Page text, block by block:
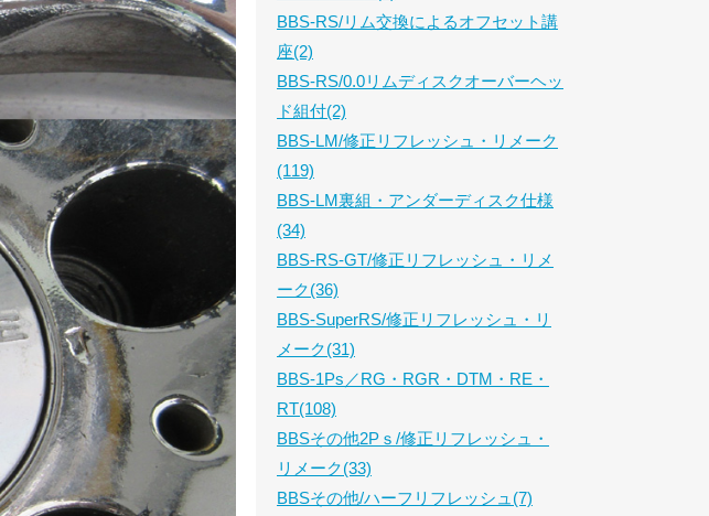
BBS-RS/リム交換によるオフセット講
座(2)
BBS-RS/0.0リムディスクオーバーヘッ
ド組付(2)
BBS-LM/修正リフレッシュ・リメーク
(119)
BBS-LM裏組・アンダーディスク仕様
(34)
BBS-RS-GT/修正リフレッシュ・リメ
ーク(36)
BBS-SuperRS/修正リフレッシュ・リ
メーク(31)
BBS-1Ps／RG・RGR・DTM・RE・
RT(108)
BBSその他2Pｓ/修正リフレッシュ・
リメーク(33)
BBSその他/ハーフリフレッシュ(7)